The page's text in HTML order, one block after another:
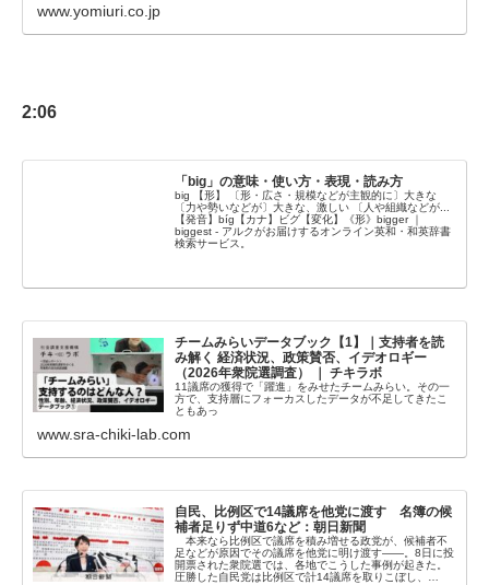
www.yomiuri.co.jp
2:06
「big」の意味・使い方・表現・読み方
big 【形】 〔形・広さ・規模などが主観的に〕大きな
〔力や勢いなどが〕大きな、激しい 〔人や組織などが...
【発音】bíg【カナ】ビグ【変化】《形》bigger ｜
biggest - アルクがお届けするオンライン英和・和英辞書
検索サービス。
チームみらいデータブック【1】｜支持者を読
み解く 経済状況、政策賛否、イデオロギー
（2026年衆院選調査） ｜ チキラボ
11議席の獲得で「躍進」をみせたチームみらい。その一
方で、支持層にフォーカスしたデータが不足してきたこ
ともあっ
www.sra-chiki-lab.com
自民、比例区で14議席を他党に渡す 名簿の候
補者足りず中道6など：朝日新聞
本来なら比例区で議席を積み増せる政党が、候補者不
足などが原因でその議席を他党に明け渡す――。8日に投
開票された衆院選では、各地でこうした事例が起きた。
圧勝した自民党は比例区で計14議席を取りこぼし、…